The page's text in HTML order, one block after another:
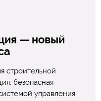
— новый
строительной
безопасная
управления